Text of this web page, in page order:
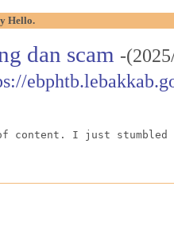
Hello.
dan scam -
of content. I just